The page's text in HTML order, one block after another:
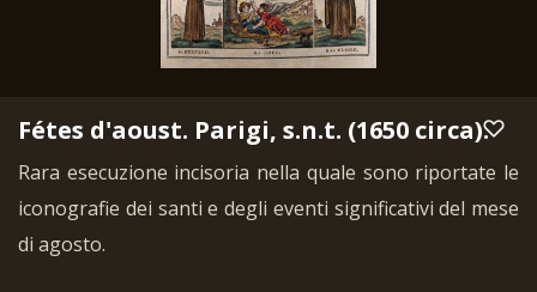
Fétes d'aoust. Parigi, s.n.t. (1650 circa).
Rara esecuzione incisoria nella quale sono riportate le
iconografie dei santi e degli eventi significativi del mese
di agosto.